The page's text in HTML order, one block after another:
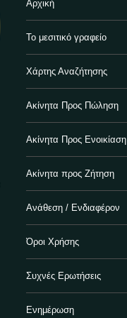
Αρχική
Το μεσιτικό γραφείο
Χάρτης Αναζήτησης
Ακίνητα Προς Πώληση
Ακίνητα Προς Ενοικίαση
Ακίνητα προς Ζήτηση
Ανάθεση / Ενδιαφέρον
Όροι Χρήσης
Συχνές Ερωτήσεις
Ενημέρωση